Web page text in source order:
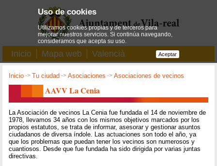
Inicio Mapa web Valencià
Inicio ->Tu ciudad ->Asociaciones ->Asociaciones de vecinos
AAVV La Cenia
La Asociación de vecinos La Cenia fue fundada el 14 de noviembre de
1978, llevamos 34 años con los mismos objetivos marcados por los
propios estatutos, se trata de informar, asesorar y gestionar asuntos
ciudadanos de diversa índole. Las actuaciones son todo el año, ya
que los problemas que puedan tener los vecinos son numerosos y
cuantiosos. Desde que fue fundada ha sido dirigida por varias juntas
directivas.
Uso de cookies
Utilizamos cookies propias y de terceros para
mejorar nuestros servicios. Si continúa navegando,
consideramos que acepta su uso.
Aceptar